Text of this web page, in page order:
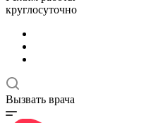
круглосуточно
Вызвать врача